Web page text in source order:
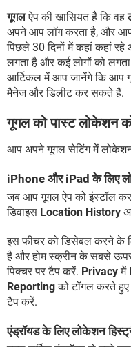
गूगलऐप की खासियत है कि वह
अपने आप लॉग करता है, और
पिछले 30 दिनों में कहां कहां
लगता है और कई लोगों को
आर्टिकल में आप जानेंगे कि आप
मैनेज और डिलीट कर सकते हैं.
गूगल को पास्ट लोकेशन
आप अपने गूगल सेटिंग में
iPhone और iPad के लिए
जब आप गूगल ऐप को इंस्टॉल
डिवाइस Location History
इस फीचर को डिसेबल करने के
है और होम स्क्रीन के सबसे
पिक्चर पर टैप करें. Privacyमें
Reportingको टॉगल करते हुए
टैप करें.
एंड्रॉयड के लिए लोकेशन